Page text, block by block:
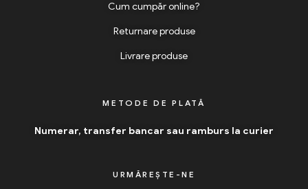
Cum cumpăr online?
Returnare produse
Livrare produse
METODE DE PLATĂ
Numerar, transfer bancar sau ramburs la curier
URMĂREȘTE-NE